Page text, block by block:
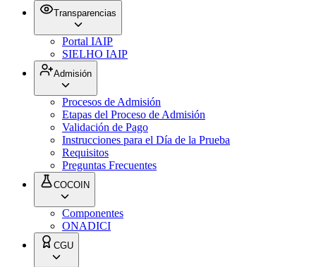
Transparencias
Portal IAIP
SIELHO IAIP
Admisión
Procesos de Admisión
Etapas del Proceso de Admisión
Validación de Pago
Instrucciones para el Día de la Prueba
Requisitos
Preguntas Frecuentes
COCOIN
Componentes
ONADICI
CGU